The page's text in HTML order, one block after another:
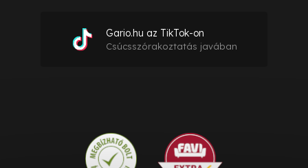
Gario.hu az TikTok-on
Csúcsszórakoztatás javában